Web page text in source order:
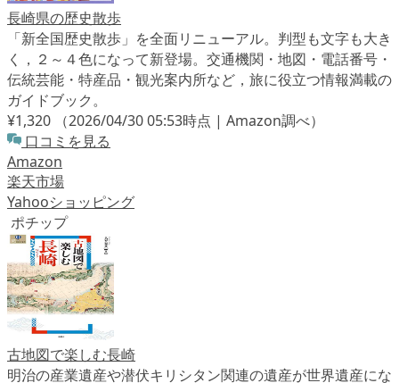
長崎県の歴史散歩
「新全国歴史散歩」を全面リニューアル。判型も文字も大き
く，２～４色になって新登場。交通機関・地図・電話番号・
伝統芸能・特産品・観光案内所など，旅に役立つ情報満載の
ガイドブック。
¥1,320
（2026/04/30 05:53時点 | Amazon調べ）
口コミを見る
Amazon
楽天市場
Yahooショッピング
ポチップ
古地図で楽しむ長崎
明治の産業遺産や潜伏キリシタン関連の遺産が世界遺産にな